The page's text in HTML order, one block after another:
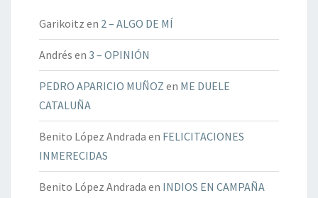
Garikoitz en 2 – ALGO DE MÍ
Andrés en 3 – OPINIÓN
PEDRO APARICIO MUÑOZ en ME DUELE
CATALUÑA
Benito López Andrada en FELICITACIONES
INMERECIDAS
Benito López Andrada en INDIOS EN CAMPAÑA